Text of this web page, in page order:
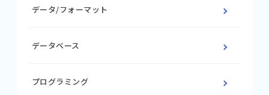
データ/フォーマット
データベース
プログラミング